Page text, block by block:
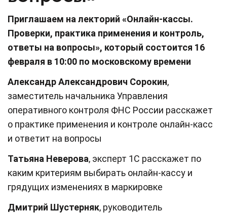
Приглашаем на лекторий «Онлайн-кассы.
Проверки, практика применения и контроль,
ответы на вопросы», который состоится 16
февраля в 10:00 по московскому времени
Александр Александрович Сорокин,
заместитель начальника Управления
оперативного контроля ФНС России расскажет
о практике применения и контроле онлайн-касс
и ответит на вопросы
Татьяна Неверова, эксперт 1С расскажет по
каким критериям выбирать онлайн-кассу и
грядущих изменениях в маркировке
Дмитрий Шустерняк, руководитель